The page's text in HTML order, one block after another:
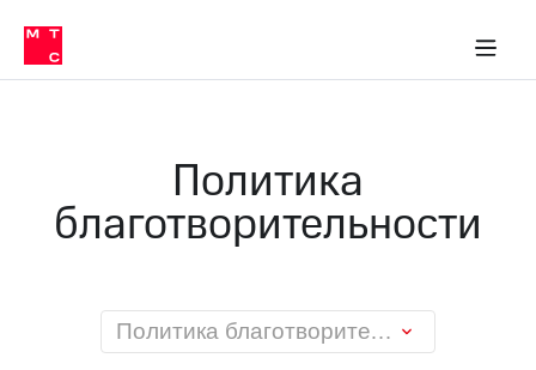
Медиа-центр
и акционерам
Устойчивое развитие
Комплаенс и деловая этика
компании
История
информация
Пресс-
релизы
Политика
благотворительности
Политика благотворительности